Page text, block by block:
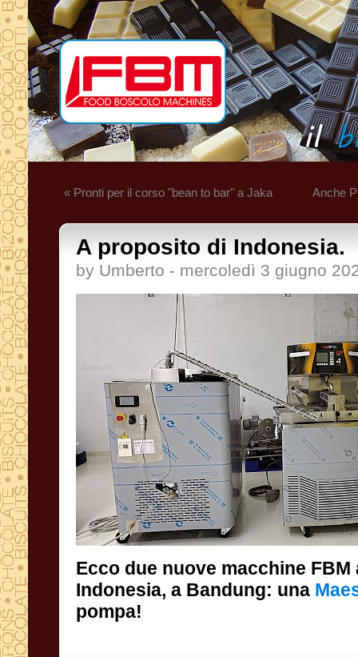
« Pronti per il corso "bean to bar" a Jaka Anche
A proposito di Indonesia.
by Umberto - mercoledì 3 giugno
Ecco due nuove macchine FBM
Indonesia, a Bandung: una
pompa!